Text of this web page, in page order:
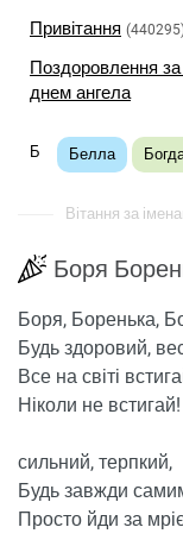
Привітання
Поздоровлення за
днем ​​ангела
Б Белла
Вітання за
Боря
Боря, Боренька,
Будь здоровий,
Все на світі
Ніколи не встигай!
сильний, терпкий,
Будь завжди
Просто йди за